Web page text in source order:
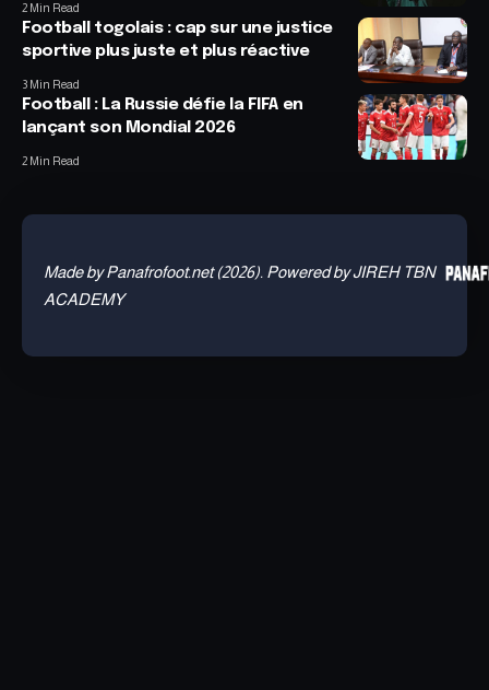
2 Min Read
Football togolais : cap sur une justice
sportive plus juste et plus réactive
3 Min Read
Football : La Russie défie la FIFA en
lançant son Mondial 2026
2 Min Read
Made by Panafrofoot.net (2026). Powered by JIREH TBN
ACADEMY